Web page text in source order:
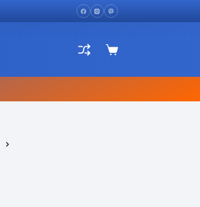
Shopping